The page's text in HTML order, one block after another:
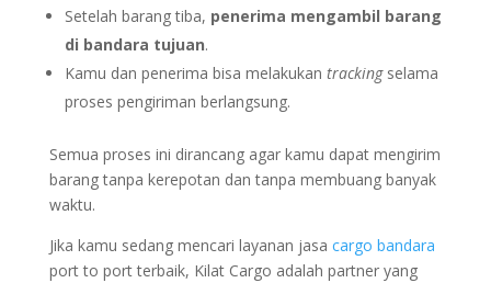
Setelah barang tiba, penerima mengambil barang
di bandara tujuan.
Kamu dan penerima bisa melakukan trackingselama
proses pengiriman berlangsung.
Semua proses ini dirancang agar kamu dapat mengirim
barang tanpa kerepotan dan tanpa membuang banyak
waktu.
Jika kamu sedang mencari layanan jasa cargo bandara
port to port terbaik, Kilat Cargo adalah partner yang